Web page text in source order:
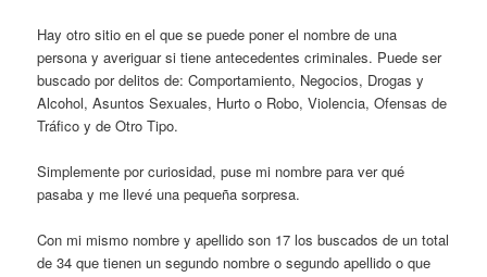
Hay otro sitio en el que se puede poner el nombre de una
persona y averiguar si tiene antecedentes criminales. Puede ser
buscado por delitos de: Comportamiento, Negocios, Drogas y
Alcohol, Asuntos Sexuales, Hurto o Robo, Violencia, Ofensas de
Tráfico y de Otro Tipo.
Simplemente por curiosidad, puse mi nombre para ver qué
pasaba y me llevé una pequeña sorpresa.
Con mi mismo nombre y apellido son 17 los buscados de un total
de 34 que tienen un segundo nombre o segundo apellido o que